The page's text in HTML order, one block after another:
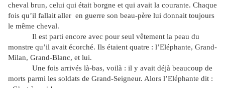
cheval brun, celui qui était borgne et qui avait la courante. Chaque
fois qu’il fallait aller en guerre son beau-père lui donnait toujours
le même cheval.
Il est parti encore avec pour seul vêtement la peau du
monstre qu’il avait écorché. Ils étaient quatre : l’Eléphante, Grand-
Milan, Grand-Blanc, et lui.
Une fois arrivés là-bas, voilà : il y avait déjà beaucoup de
morts parmi les soldats de Grand-Seigneur. Alors l’Eléphante dit :